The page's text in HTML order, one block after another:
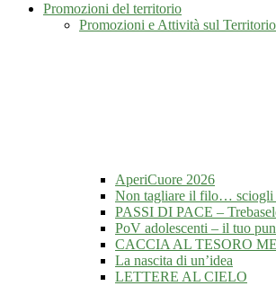
Promozioni del territorio
Promozioni e Attività sul
AperiCuore 2026
Non tagliare il filo… sciogli
PASSI DI PACE –
PoV adolescenti – il tuo
CACCIA AL TESORO
La nascita di un’idea
LETTERE AL CIELO